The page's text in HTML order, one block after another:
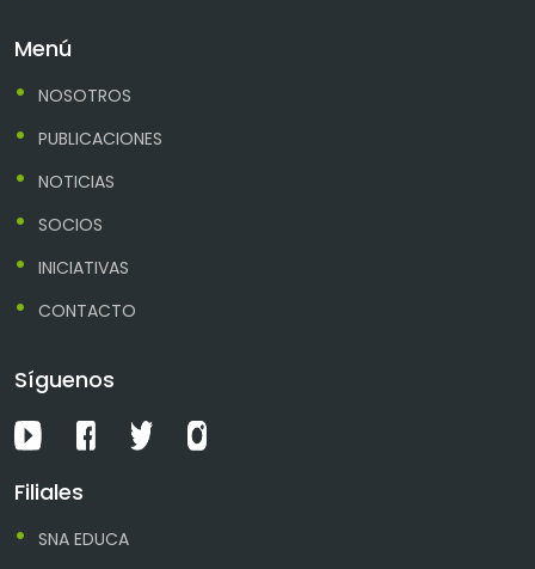
Menú
NOSOTROS
PUBLICACIONES
NOTICIAS
SOCIOS
INICIATIVAS
CONTACTO
Síguenos
Filiales
SNA EDUCA